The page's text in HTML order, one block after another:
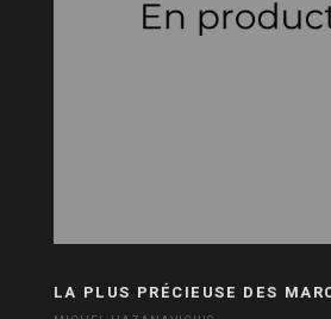
LA PLUS PRÉCIEUSE DES